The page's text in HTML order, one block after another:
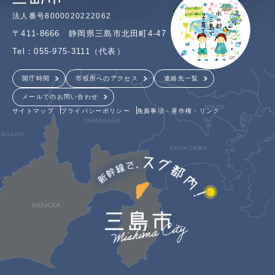
法人番号8000020222062
〒411-8666 静岡県三島市北田町4-47
Tel：055-975-3111（代表）
開庁時間 市役所へのアクセス 連絡先一覧
メールでのお問い合わせ
サイトマップ プライバシーポリシー 免責事項・著作権・リンク